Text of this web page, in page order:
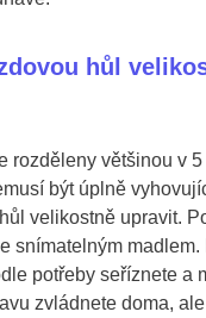
hůl
rozděleny většinou v
být úplně
velikostně upravit.
snímatelným madlem.
potřeby seříznete a
zvládnete doma,